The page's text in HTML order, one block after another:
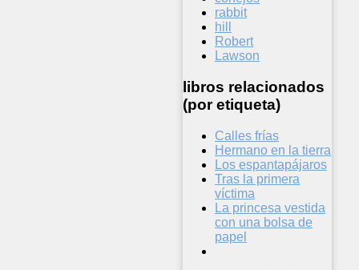
rabbit
hill
Robert
Lawson
libros relacionados
(por etiqueta)
Calles frías
Hermano en la tierra
Los espantapájaros
Tras la primera
víctima
La princesa vestida
con una bolsa de
papel